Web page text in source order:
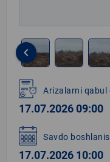
1
of
5
keyboard_arrow_left
Arizalarni qabul
17.07.2026 09:00
Savdo
17.07.2026 10:00